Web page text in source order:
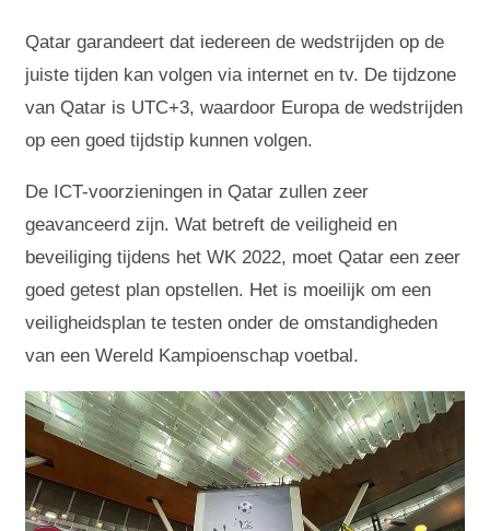
Qatar garandeert dat iedereen de wedstrijden op de
juiste tijden kan volgen via internet en tv. De tijdzone
van Qatar is UTC+3, waardoor Europa de wedstrijden
op een goed tijdstip kunnen volgen.
De ICT-voorzieningen in Qatar zullen zeer
geavanceerd zijn. Wat betreft de veiligheid en
beveiliging tijdens het WK 2022, moet Qatar een zeer
goed getest plan opstellen. Het is moeilijk om een
veiligheidsplan te testen onder de omstandigheden
van een Wereld Kampioenschap voetbal.